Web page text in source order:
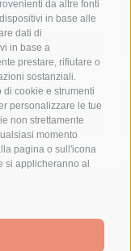
da altre fonti
in base alle
dati di
in base a
prestare, rifiutare o
sostanziali.
cookie e strumenti
personalizzare le tue
non strettamente
momento
pagina o sull'icona
si applicheranno al
polizia municipale
treni
vincenzo de luca